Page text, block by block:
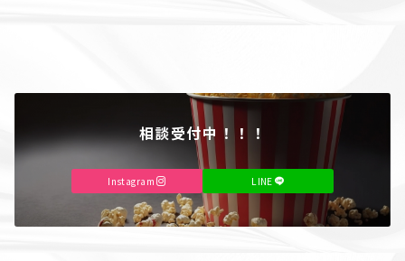
相談受付中！！！
Instagram LINE